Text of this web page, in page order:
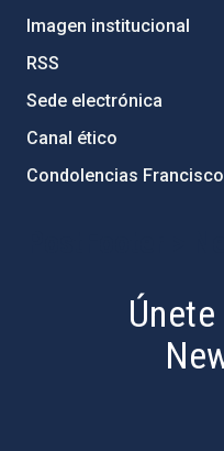
Imagen institucional
RSS
Sede electrónica
Canal ético
Condolencias